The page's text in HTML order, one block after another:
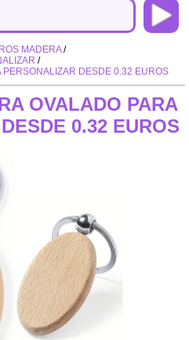
MADERA/
/
PERSONALIZAR DESDE 0.32 EUROS
OVALADO PARA
0.32 EUROS